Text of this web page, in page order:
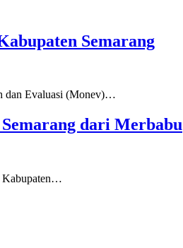
Semarang
dan Evaluasi (Monev)…
dari Merbabu
Kabupaten…